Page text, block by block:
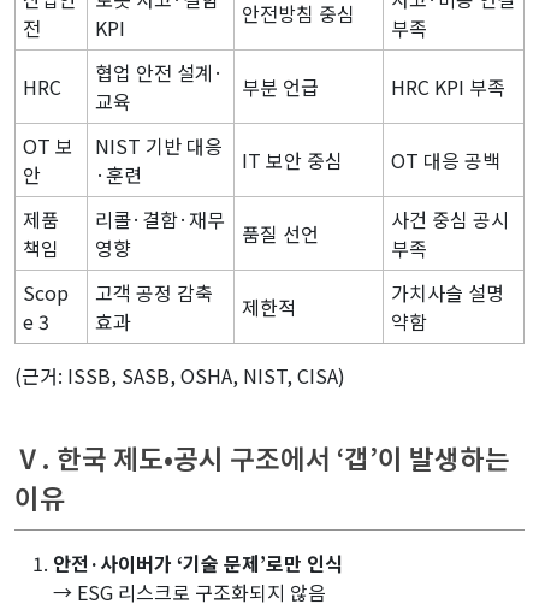
전
KPI
안전방침 중심
부족
HRC
협업 안전 설계·
교육
부분 언급 HRC KPI 부족
OT 보
안
NIST 기반 대응
·훈련
IT 보안 중심 OT 대응 공백
제품
책임
리콜·결함·재무
영향
품질 선언
사건 중심 공시
부족
Scop
e 3
고객 공정 감축
효과
제한적
가치사슬 설명
약함
(근거: ISSB, SASB, OSHA, NIST, CISA)
Ⅴ. 한국 제도•공시 구조에서 ‘갭’이 발생하는
이유
안전·사이버가 ‘기술 문제’로만 인식
→ ESG 리스크로 구조화되지 않음